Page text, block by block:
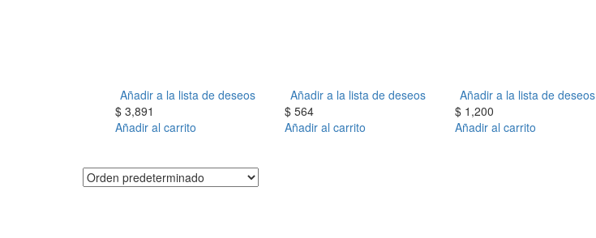
Añadir a la lista de deseos
$ 3,891
Añadir al carrito
Añadir a la lista de deseos
$564
Añadir al carrito
Añadir a la lista de deseos
$ 1,200
Añadir al carrito